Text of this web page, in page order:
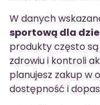
W danych
sportową dla
produkty często
zdrowiu i kontroli
planujesz zakup w
dostępność i